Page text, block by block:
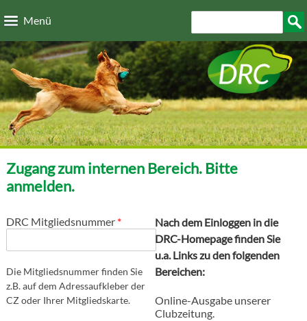
Menü
Zugang zum internen Bereich. Bitte
anmelden.
DRC Mitgliedsnummer *
Die Mitgliedsnummer finden Sie
z.B. auf dem Adressaufkleber der
CZ oder Ihrer Mitgliedskarte.
Nach dem Einloggen in die
DRC-Homepage finden Sie
u.a. Links zu den folgenden
Bereichen:
Online-Ausgabe unserer
Clubzeitung.